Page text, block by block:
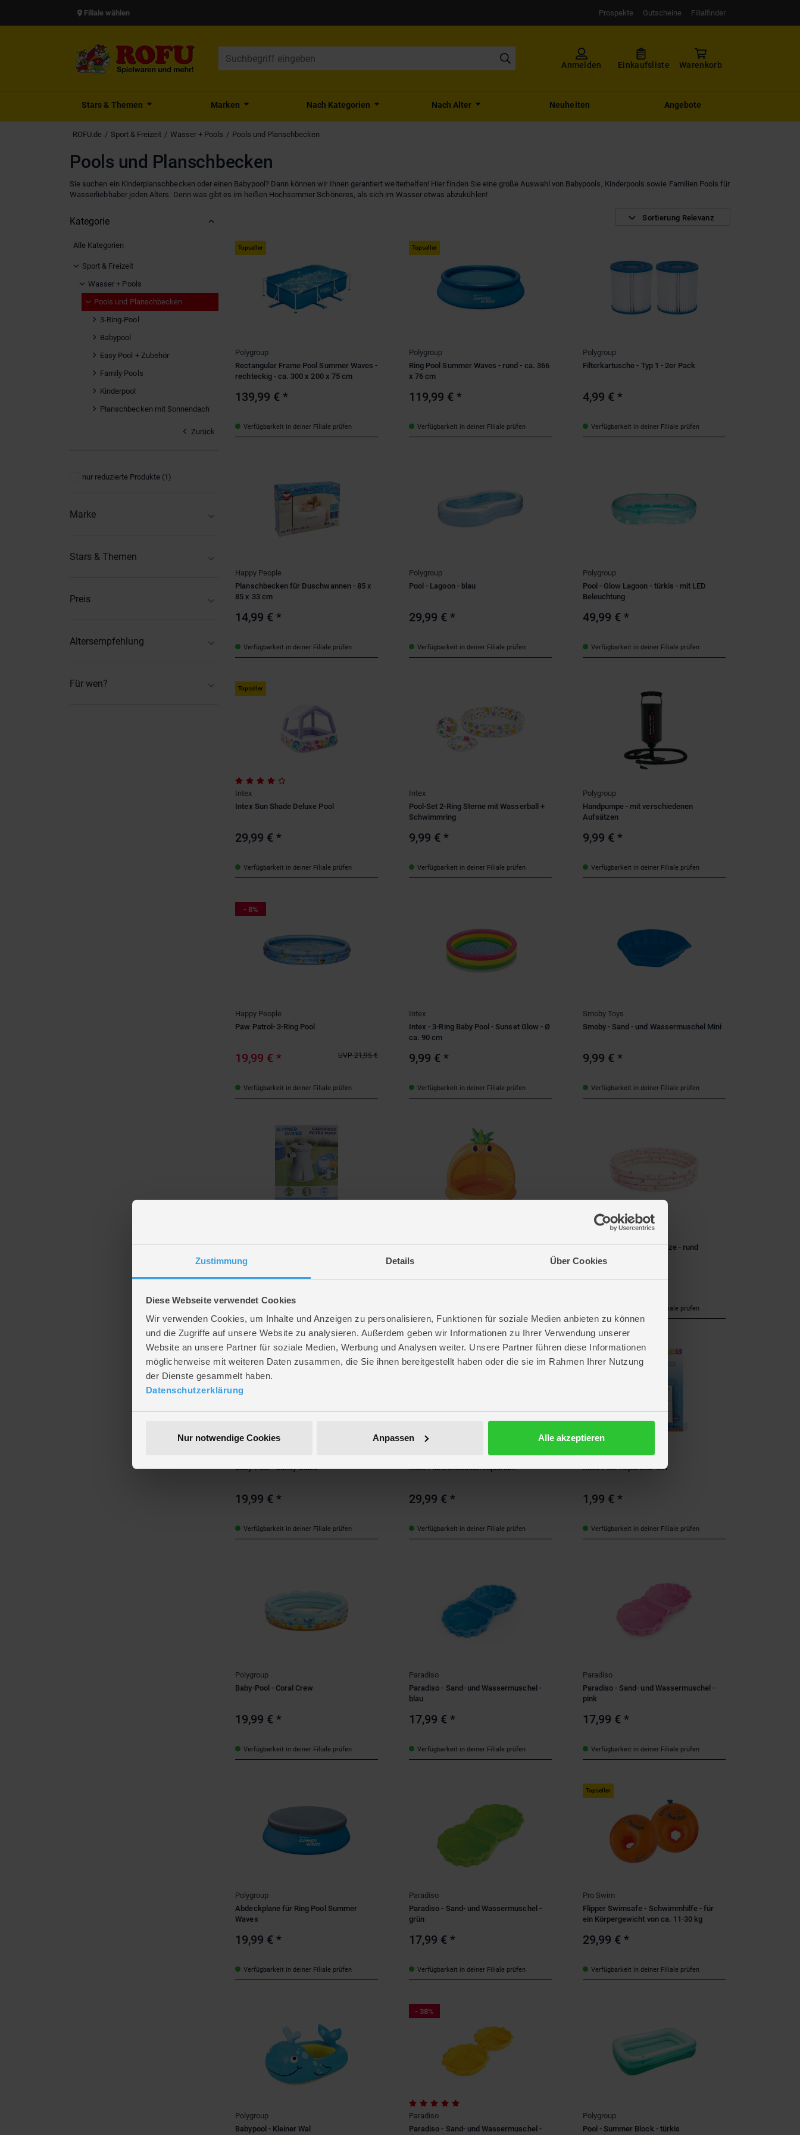
Zustimmung Details Über Cookies
Diese Webseite verwendet Cookies
Wir verwenden Cookies, um Inhalte und Anzeigen zu personalisieren, Funktionen für soziale Medien anbieten zu können
und die Zugriffe auf unsere Website zu analysieren. Außerdem geben wir Informationen zu Ihrer Verwendung unserer
Website an unsere Partner für soziale Medien, Werbung und Analysen weiter. Unsere Partner führen diese Informationen
möglicherweise mit weiteren Daten zusammen, die Sie ihnen bereitgestellt haben oder die sie im Rahmen Ihrer Nutzung
der Dienste gesammelt haben.
Datenschutzerklärung
Nur notwendige Cookies Anpassen Alle akzeptieren
Filiale wählen Prospekte Gutscheine Filialfinder
Anmelden Einkaufsliste Warenkorb
Stars & Themen Marken Nach Kategorien Nach Alter Neuheiten Angebote
ROFU.de Sport & Freizeit Wasser + Pools Pools und Planschbecken
Pools und Planschbecken
Sie suchen ein Kinderplanschbecken oder einen Babypool? Dann können wir Ihnen garantiert weiterhelfen! Hier finden Sie eine große Auswahl von Babypools, Kinderpools sowie Familien Pools für
Wasserliebhaber jeden Alters. Denn was gibt es im heißen Hochsommer Schöneres, als sich im Wasser etwas abzukühlen!
Kategorie
Alle Kategorien
Sport & Freizeit
Wasser + Pools
Pools und Planschbecken
3-Ring-Pool
Babypool
Easy Pool + Zubehör
Family Pools
Kinderpool
Planschbecken mit Sonnendach
Zurück
nur reduzierte Produkte (1)
Marke
Wehncke
Stars & Themen
Preis
Altersempfehlung
Für wen?
Sortierung Relevanz
Topseller
Polygroup
Rectangular Frame Pool Summer Waves -
rechteckig - ca. 300 x 200 x 75 cm
139,99 € *
Verfügbarkeit in deiner Filiale prüfen
Topseller
Polygroup
Ring Pool Summer Waves - rund - ca. 366
x 76 cm
119,99 € *
Verfügbarkeit in deiner Filiale prüfen
Polygroup
Filterkartusche - Typ 1 - 2er Pack
4,99 € *
Verfügbarkeit in deiner Filiale prüfen
Happy People
Planschbecken für Duschwannen - 85 x
85 x 33 cm
14,99 € *
Verfügbarkeit in deiner Filiale prüfen
Polygroup
Pool - Lagoon - blau
29,99 € *
Verfügbarkeit in deiner Filiale prüfen
Polygroup
Pool - Glow Lagoon - türkis - mit LED
Beleuchtung
49,99 € *
Verfügbarkeit in deiner Filiale prüfen
Topseller
Intex
Intex Sun Shade Deluxe Pool
29,99 € *
Verfügbarkeit in deiner Filiale prüfen
Intex
Pool-Set 2-Ring Sterne mit Wasserball +
Schwimmring
9,99 € *
Verfügbarkeit in deiner Filiale prüfen
Polygroup
Handpumpe - mit verschiedenen
Aufsätzen
9,99 € *
Verfügbarkeit in deiner Filiale prüfen
- 8%
Happy People
Paw Patrol- 3-Ring Pool
19,99 € * UVP 21,95 €
Verfügbarkeit in deiner Filiale prüfen
Intex
Intex - 3-Ring Baby Pool - Sunset Glow - Ø
ca. 90 cm
9,99 € *
Verfügbarkeit in deiner Filiale prüfen
Smoby Toys
Smoby - Sand - und Wassermuschel Mini
9,99 € *
Verfügbarkeit in deiner Filiale prüfen
Filterpumpe für Frame Pool
49,99 €*
Baby-Pool - Ananas - mit Sonnendach
19,99 €*
3-Ring-Pool - Cherry Breeze - rund
14,99 €*
Verfügbarkeit in deiner Filiale prüfen
Baby-Pool - Candy Glaze
19,99 € *
Verfügbarkeit in deiner Filiale prüfen
Intex Planschbecken Aquarium
29,99 € *
Verfügbarkeit in deiner Filiale prüfen
Intex
Intex Pool-Reparatur-Set
1,99 € *
Verfügbarkeit in deiner Filiale prüfen
Polygroup
Baby-Pool - Coral Crew
19,99 € *
Verfügbarkeit in deiner Filiale prüfen
Paradiso
Paradiso - Sand- und Wassermuschel -
blau
17,99 € *
Verfügbarkeit in deiner Filiale prüfen
Paradiso
Paradiso - Sand- und Wassermuschel -
pink
17,99 € *
Verfügbarkeit in deiner Filiale prüfen
Polygroup
Abdeckplane für Ring Pool Summer
Waves
19,99 € *
Verfügbarkeit in deiner Filiale prüfen
Paradiso
Paradiso - Sand- und Wassermuschel -
grün
17,99 € *
Verfügbarkeit in deiner Filiale prüfen
Topseller
Pro Swim
Flipper Swimsafe - Schwimmhilfe - für
ein Körpergewicht von ca. 11-30 kg
29,99 € *
Verfügbarkeit in deiner Filiale prüfen
Polygroup
Babypool - Kleiner Wal
- 38%
Paradiso
Paradiso - Sand- und Wassermuschel -
Polygroup
Pool - Summer Block - türkis